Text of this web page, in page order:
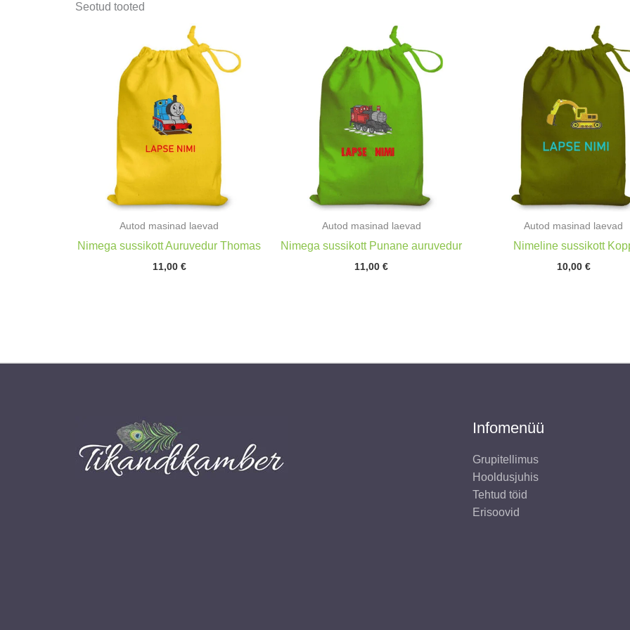
Seotud tooted
Autod masinad laevad
Nimega sussikott Auruvedur Thomas
11,00 €
Autod masinad laevad
Nimega sussikott Punane auruvedur
11,00€
Autod masinad laevad
Nimeline sussikott
10,00 €
Infomenüü
Grupitellimus
Hooldusjuhis
Tehtud töid
Erisoovid